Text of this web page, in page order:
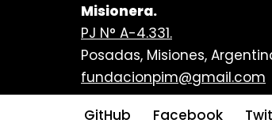
Misionera.
PJ N° A-4.331.
Posadas, Misiones,
fundacionpim@gmail.com
GitHub
Facebook